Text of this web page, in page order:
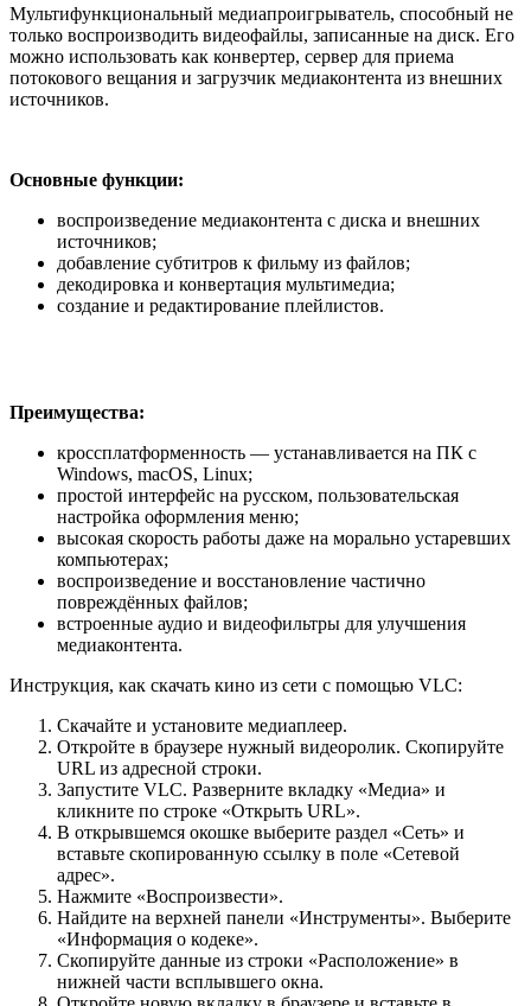
Мультифункциональный медиапроигрыватель, способный не
только воспроизводить видеофайлы, записанные на диск. Его
можно использовать как конвертер, сервер для приема
потокового вещания и загрузчик медиаконтента из внешних
источников.
Основные функции:
воспроизведение медиаконтента с диска и внешних
источников;
добавление субтитров к фильму из файлов;
декодировка и конвертация мультимедиа;
создание и редактирование плейлистов.
Преимущества:
кроссплатформенность — устанавливается на ПК с
Windows, macOS, Linux;
простой интерфейс на русском, пользовательская
настройка оформления меню;
высокая скорость работы даже на морально устаревших
компьютерах;
воспроизведение и восстановление частично
повреждённых файлов;
встроенные аудио и видеофильтры для улучшения
медиаконтента.
Инструкция, как скачать кино из сети с помощью VLC:
Скачайте и установите медиаплеер.
Откройте в браузере нужный видеоролик. Скопируйте
URL из адресной строки.
Запустите VLC. Разверните вкладку «Медиа» и
кликните по строке «Открыть URL».
В открывшемся окошке выберите раздел «Сеть» и
вставьте скопированную ссылку в поле «Сетевой
адрес».
Нажмите «Воспроизвести».
Найдите на верхней панели «Инструменты». Выберите
«Информация о кодеке».
Скопируйте данные из строки «Расположение» в
нижней части всплывшего окна.